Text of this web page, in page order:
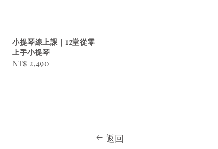
小提琴線上課｜12堂從零
上手小提琴
Regular
NT$ 2,490
返回